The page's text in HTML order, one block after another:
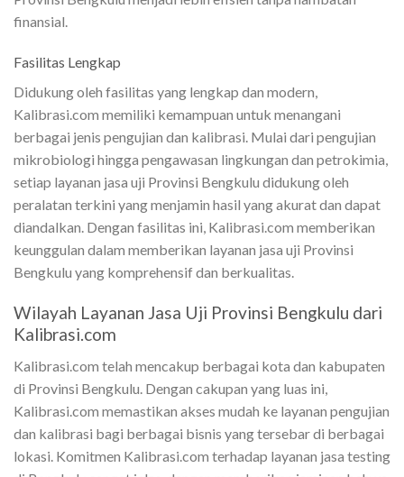
finansial.
Fasilitas Lengkap
Didukung oleh fasilitas yang lengkap dan modern,
Kalibrasi.com memiliki kemampuan untuk menangani
berbagai jenis pengujian dan kalibrasi. Mulai dari pengujian
mikrobiologi hingga pengawasan lingkungan dan petrokimia,
setiap layanan jasa uji Provinsi Bengkulu didukung oleh
peralatan terkini yang menjamin hasil yang akurat dan dapat
diandalkan. Dengan fasilitas ini, Kalibrasi.com memberikan
keunggulan dalam memberikan layanan jasa uji Provinsi
Bengkulu yang komprehensif dan berkualitas.
Wilayah Layanan Jasa Uji Provinsi Bengkulu dari
Kalibrasi.com
Kalibrasi.com telah mencakup berbagai kota dan kabupaten
di Provinsi Bengkulu. Dengan cakupan yang luas ini,
Kalibrasi.com memastikan akses mudah ke layanan pengujian
dan kalibrasi bagi berbagai bisnis yang tersebar di berbagai
lokasi. Komitmen Kalibrasi.com terhadap layanan jasa testing